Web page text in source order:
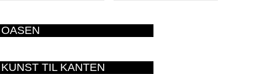
OASEN
KUNST TIL KANTEN